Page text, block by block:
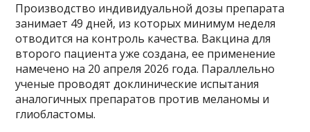
Производство индивидуальной дозы препарата
занимает 49 дней, из которых минимум неделя
отводится на контроль качества. Вакцина для
второго пациента уже создана, ее применение
намечено на 20 апреля 2026 года. Параллельно
ученые проводят доклинические испытания
аналогичных препаратов против меланомы и
глиобластомы.